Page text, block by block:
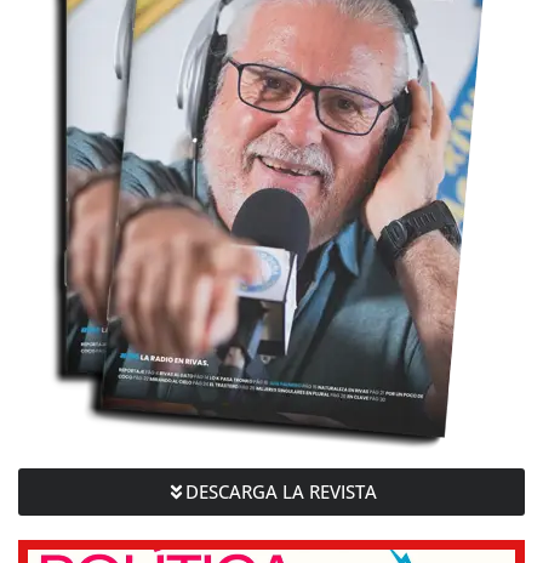
DESCARGA LA REVISTA